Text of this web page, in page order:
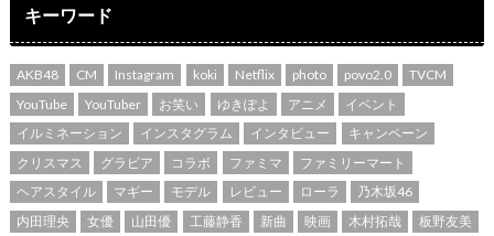
キーワード
AKB48 CM Instagram koki Netflix photo povo2.0
TVCM
YouTube
YouTuber お笑い ゆきぽよ アニメ
イベント
イルミネーション
インスタグラム インタビュー
キャンペーン
クリスマス
グラビア コラボ ファミマ
ファミリーマート
ヘアスタイル
マギー モデル レビュー ローラ
乃木坂46
内田理央
女優 山田優 工藤静香 新曲 映画 木村拓哉
板野友美